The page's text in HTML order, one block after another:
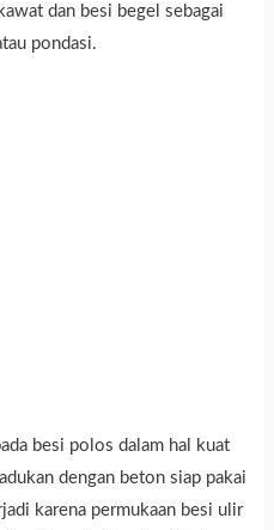
dan besi begel sebagai
pondasi.
besi polos dalam hal kuat
dengan beton siap pakai
karena permukaan besi ulir